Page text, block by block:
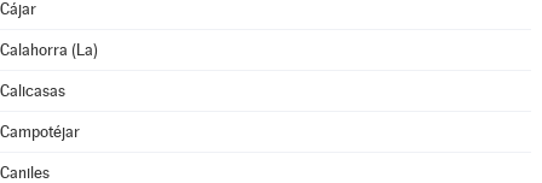
Cájar
Calahorra (La)
Calicasas
Campotéjar
Caniles